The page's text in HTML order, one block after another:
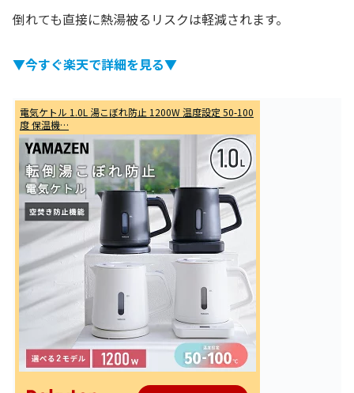
倒れても直接に熱湯被るリスクは軽減されます。
▼今すぐ楽天で詳細を見る▼
電気ケトル 1.0L 湯こぼれ防止 1200W 温度設定 50-100
度 保温機…